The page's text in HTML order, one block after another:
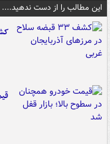
این مطالب را از دست ندهید....
کشف ۳۳ قبضه